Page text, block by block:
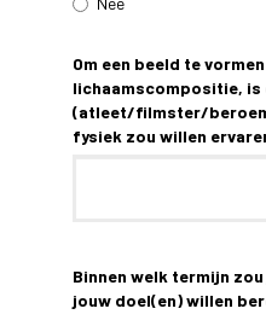
Om een beeld te
lichaamscompositie, is
(atleet/filmster/
fysiek zou willen
Binnen welk termijn
jouw doel(en) willen